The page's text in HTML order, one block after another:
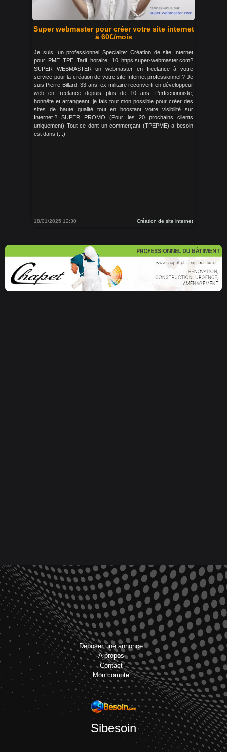
Super webmaster pour créer votre site internet
à 60€/mois
Je suis: un professionnel Specialite: Création de site Internet
pour PME TPE Tarif horaire: 10 https:super-webmaster.com?
SUPER WEBMASTER un webmaster en freelance à votre
service pour la création de votre site Internet professionnel.? Je
suis Pierre Billard, 33 ans, ex-militaire reconverti en développeur
web en freelance depuis plus de 10 ans. Perfectionniste,
honnête et arrangeant, je fais tout mon possible pour créer des
sites de haute qualité tout en boostant votre visibilité sur
Internet.? SUPER PROMO (Pour les 20 prochains clients
uniquement) Tout ce dont un commerçant (TPEPME) a besoin
est dans (...)
18/01/2025 12:30 Création de site internet
Déposer une annonce
A propos
Contact
Mon compte
Sibesoin